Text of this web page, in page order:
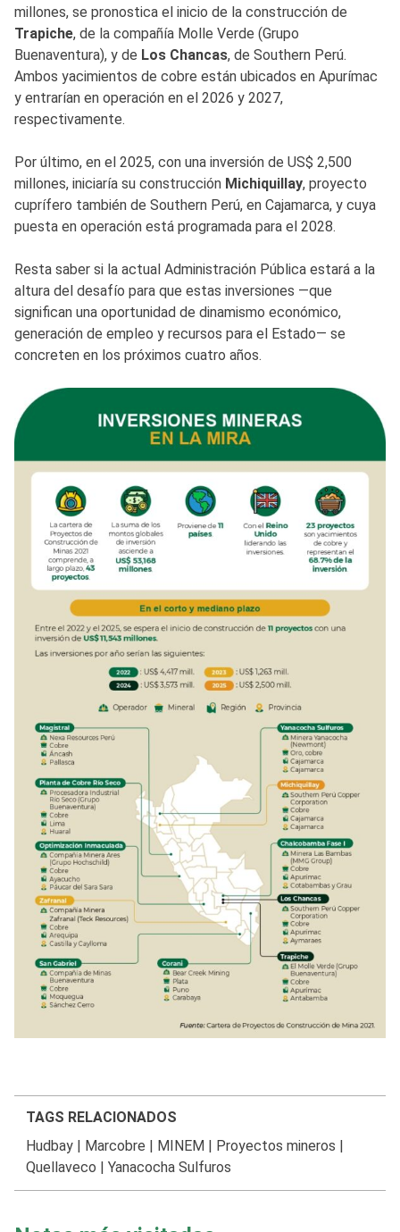
millones, se pronostica el inicio de la construcción de
Trapiche, de la compañía Molle Verde (Grupo
Buenaventura), y de Los Chancas, de Southern Perú.
Ambos yacimientos de cobre están ubicados en Apurímac
y entrarían en operación en el 2026 y 2027,
respectivamente.
Por último, en el 2025, con una inversión de US$ 2,500
millones, iniciaría su construcción Michiquillay, proyecto
cuprífero también de Southern Perú, en Cajamarca, y cuya
puesta en operación está programada para el 2028.
Resta saber si la actual Administración Pública estará a la
altura del desafío para que estas inversiones —que
significan una oportunidad de dinamismo económico,
generación de empleo y recursos para el Estado— se
concreten en los próximos cuatro años.
TAGS RELACIONADOS
Hudbay| Marcobre MINEM Proyectos mineros
Quellaveco
Yanacocha Sulfuros